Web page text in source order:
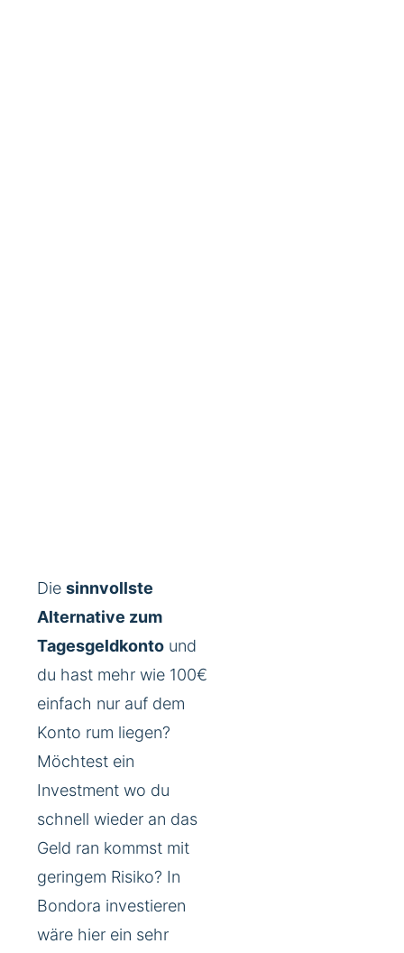
Die sinnvollste
Alternative zum
Tagesgeldkonto und
du hast mehr wie 100€
einfach nur auf dem
Konto rum liegen?
Möchtest ein
Investment wo du
schnell wieder an das
Geld ran kommst mit
geringem Risiko? In
Bondora investieren
wäre hier ein sehr